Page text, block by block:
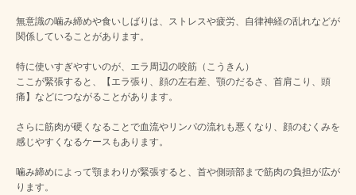
無意識の噛み締めや食いしばりは、ストレスや疲労、自律神経の乱れなどが
関係していることがあります。
特に使いすぎやすいのが、エラ周辺の咬筋（こうきん）
ここが緊張すると、【エラ張り、顔の左右差、顎のだるさ、首肩こり、頭
痛】などにつながることがあります。
さらに筋肉が硬くなることで血流やリンパの流れも悪くなり、顔のむくみを
感じやすくなるケースもあります。
噛み締めによって顎まわりが緊張すると、首や側頭部まで筋肉の負担が広が
ります。